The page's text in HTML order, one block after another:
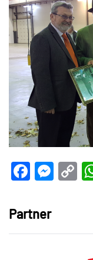
Partner